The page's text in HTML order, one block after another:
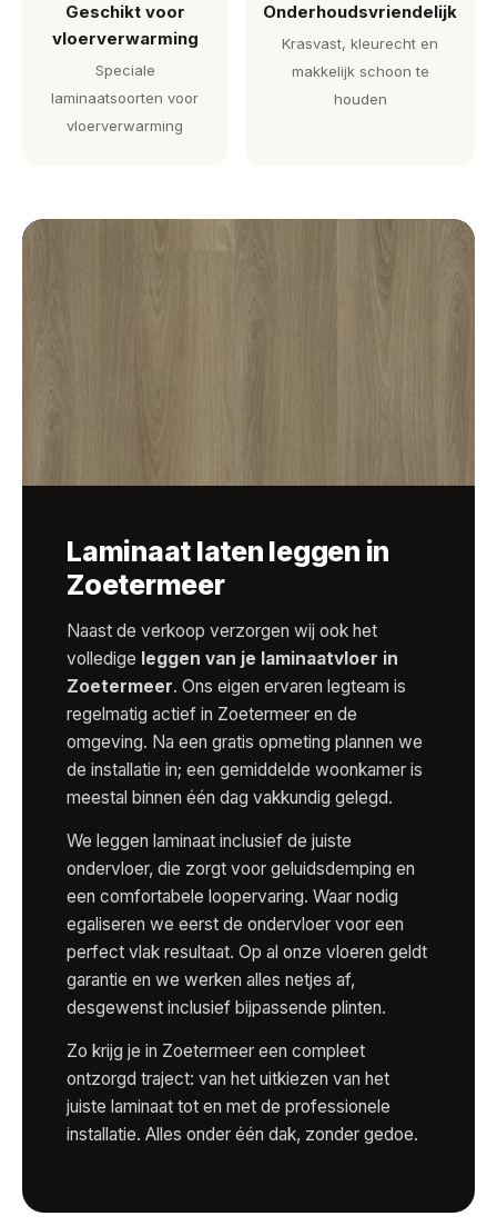
Geschikt voor
vloerverwarming
Speciale
laminaatsoorten voor
vloerverwarming
Onderhoudsvriendelijk
Krasvast, kleurecht en
makkelijk schoon te
houden
Laminaat laten leggen in
Zoetermeer
Naast de verkoop verzorgen wij ook het
volledige leggen van je laminaatvloer in
Zoetermeer. Ons eigen ervaren legteam is
regelmatig actief in Zoetermeer en de
omgeving. Na een gratis opmeting plannen we
de installatie in; een gemiddelde woonkamer is
meestal binnen één dag vakkundig gelegd.
We leggen laminaat inclusief de juiste
ondervloer, die zorgt voor geluidsdemping en
een comfortabele loopervaring. Waar nodig
egaliseren we eerst de ondervloer voor een
perfect vlak resultaat. Op al onze vloeren geldt
garantie en we werken alles netjes af,
desgewenst inclusief bijpassende plinten.
Zo krijg je in Zoetermeer een compleet
ontzorgd traject: van het uitkiezen van het
juiste laminaat tot en met de professionele
installatie. Alles onder één dak, zonder gedoe.